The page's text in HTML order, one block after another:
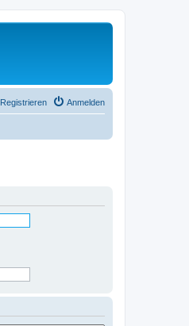
Anmelden
Registrieren